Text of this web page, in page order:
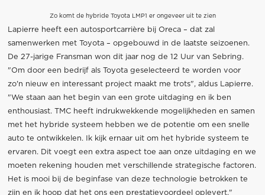
Zo komt de hybride Toyota LMP1 er ongeveer uit te zien
Lapierre heeft een autosportcarrière bij Oreca – dat zal
samenwerken met Toyota – opgebouwd in de laatste seizoenen.
De 27-jarige Fransman won dit jaar nog de 12 Uur van Sebring.
"Om door een bedrijf als Toyota geselecteerd te worden voor
zo'n nieuw en interessant project maakt me trots", aldus Lapierre.
"We staan aan het begin van een grote uitdaging en ik ben
enthousiast. TMC heeft indrukwekkende mogelijkheden en samen
met het hybride systeem hebben we de potentie om een snelle
auto te ontwikkelen. Ik kijk ernaar uit om het hybride systeem te
ervaren. Dit voegt een extra aspect toe aan onze uitdaging en we
moeten rekening houden met verschillende strategische factoren.
Het is mooi bij de beginfase van deze technologie betrokken te
zijn en ik hoop dat het ons een prestatievoordeel oplevert."